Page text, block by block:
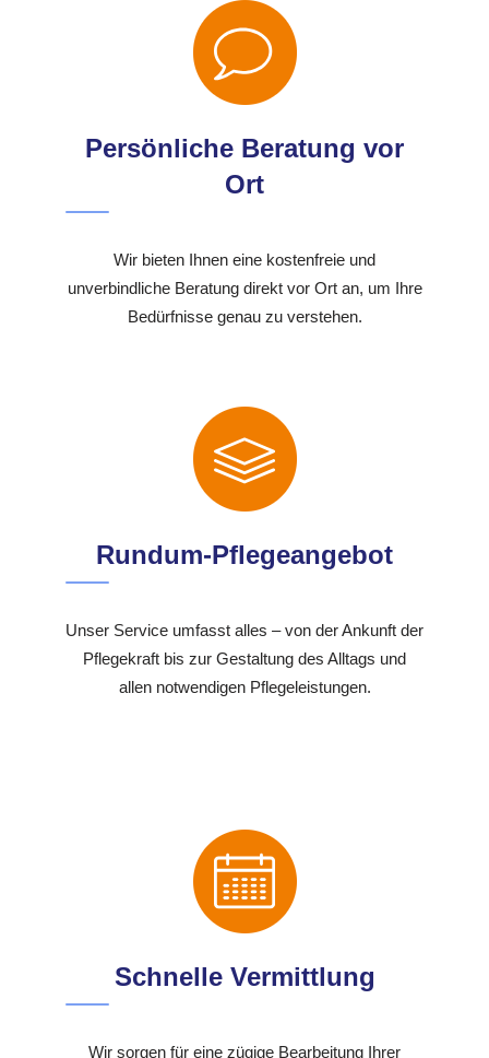
Persönliche Beratung vor
Ort
Wir bieten Ihnen eine kostenfreie und
unverbindliche Beratung direkt vor Ort an, um Ihre
Bedürfnisse genau zu verstehen.
Rundum-Pflegeangebot
Unser Service umfasst alles – von der Ankunft der
Pflegekraft bis zur Gestaltung des Alltags und
allen notwendigen Pflegeleistungen.
Schnelle Vermittlung
Wir sorgen für eine zügige Bearbeitung Ihrer